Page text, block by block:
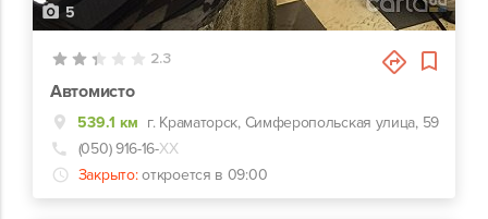
5
2.3
Автомисто
539.1 км г. Краматорск, Симферопольская улица, 59
(050) 916-16-ХХ
Закрыто: откроется в 09:00